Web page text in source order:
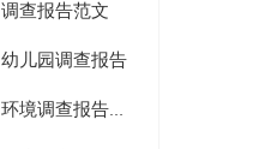
调查报告范文
幼儿园调查报告
环境调查报告汇编15篇